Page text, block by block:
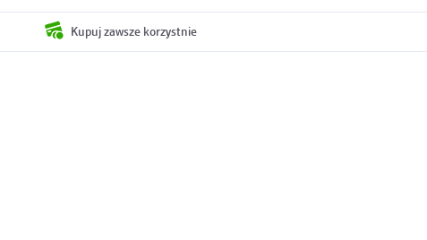
Kupuj zawsze korzystnie